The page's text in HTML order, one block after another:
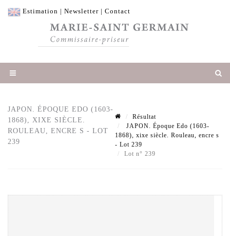
Estimation | Newsletter | Contact
JAPON. ÉPOQUE EDO (1603-
1868), XIXE SIÈCLE.
ROULEAU, ENCRE S - LOT
239
Résultat
JAPON. Époque Edo (1603-
1868), xixe siècle. Rouleau, encre s
- Lot 239
Lot n° 239